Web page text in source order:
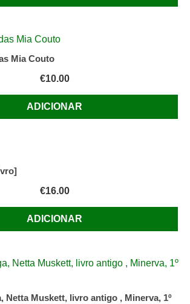
Mia Couto
€10.00
ADICIONAR
€16.00
ADICIONAR
Netta Muskett, livro antigo , Minerva, 1º